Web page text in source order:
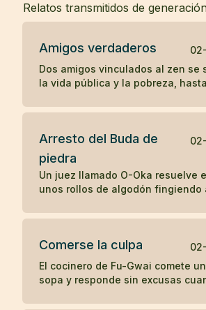
Relatos transmitidos de
Amigos verdaderos
Dos amigos vinculados al zen se
la vida pública y la pobreza,
cuerpo con gratitud.
Arresto del Buda de
piedra
Un juez llamado O-Oka resuelve
unos rollos de algodón fingiendo
práctica puede revelar lo oculto.
Comerse la culpa
El cocinero de Fu-Gwai comete
sopa y responde sin excusas